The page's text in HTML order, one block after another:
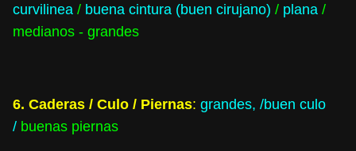
curvilinea / buena cintura (buen cirujano) / plana /
medianos - grandes
6. Caderas / Culo / Piernas: grandes, /buen culo
/ buenas piernas